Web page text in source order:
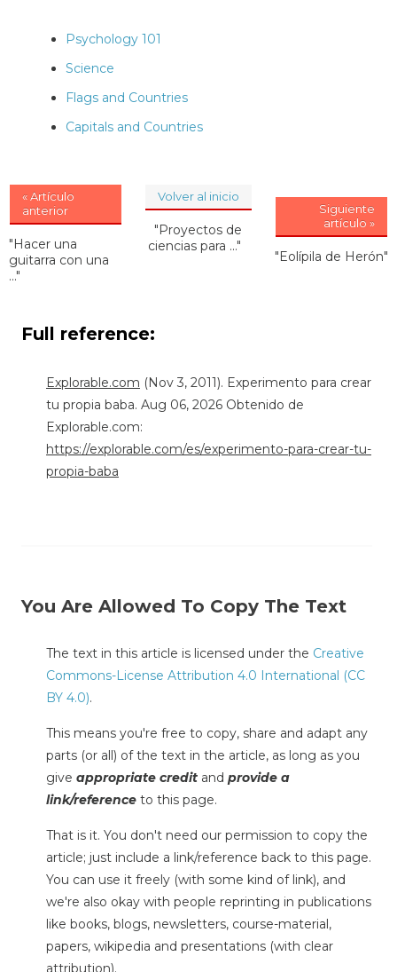
Psychology 101
Science
Flags and Countries
Capitals and Countries
« Artículo
anterior
"Hacer una
guitarra con una
..."
Volver al inicio
"Proyectos de
ciencias para ..."
Siguiente
artículo »
"Eolípila de Herón"
Full reference:
Explorable.com (Nov 3, 2011). Experimento para crear
tu propia baba. Aug 06, 2026 Obtenido de
Explorable.com:
https://explorable.com/es/experimento-para-crear-tu-
propia-baba
You Are Allowed To Copy The Text
The text in this article is licensed under the Creative
Commons-License Attribution 4.0 International (CC
BY 4.0).
This means you're free to copy, share and adapt any
parts (or all) of the text in the article, as long as you
give appropriate credit and provide a
link/reference to this page.
That is it. You don't need our permission to copy the
article; just include a link/reference back to this page.
You can use it freely (with some kind of link), and
we're also okay with people reprinting in publications
like books, blogs, newsletters, course-material,
papers, wikipedia and presentations (with clear
attribution).